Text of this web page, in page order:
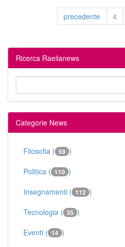
precedente 4
Ricerca Raelianews
Categorie News
Filosofia ( 59 )
Politica ( 110 )
Insegnamenti ( 112 )
Tecnologia ( 35 )
Eventi ( 14 )